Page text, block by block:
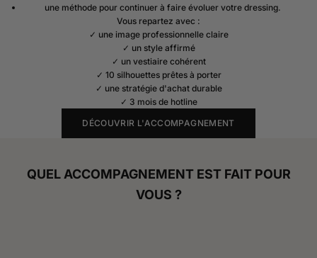
une méthode pour continuer à faire évoluer votre dressing.
Vous repartez avec :
✓ une image professionnelle claire
✓ un style affirmé
✓ un vestiaire cohérent
✓ 10 silhouettes prêtes à porter
✓ une stratégie d'achat durable
✓ 3 mois de hotline
DÉCOUVRIR L'ACCOMPAGNEMENT
QUEL ACCOMPAGNEMENT EST FAIT POUR
VOUS ?